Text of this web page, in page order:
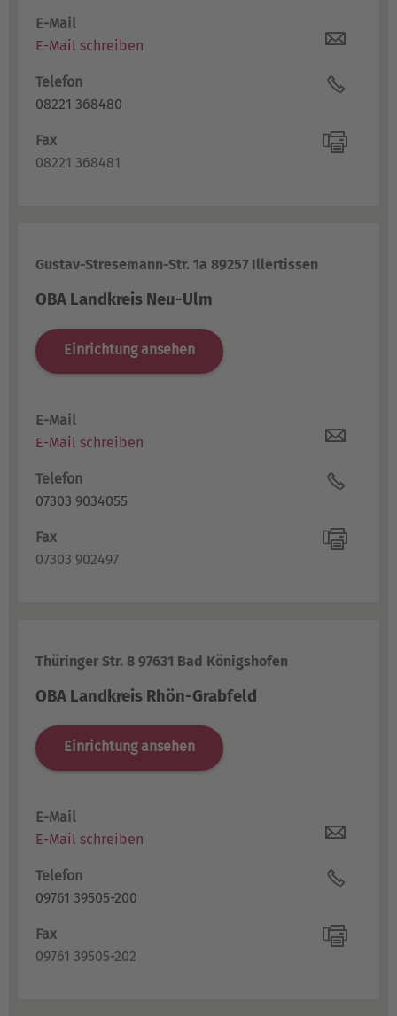
E-Mail
E-Mail schreiben
Telefon
08221 368480
Fax
08221 368481
Gustav-Stresemann-Str. 1a 89257 Illertissen
OBA Landkreis Neu-Ulm
Einrichtung ansehen
E-Mail
E-Mail schreiben
Telefon
07303 9034055
Fax
07303 902497
Thüringer Str. 8 97631 Bad Königshofen
OBA Landkreis Rhön-Grabfeld
Einrichtung ansehen
E-Mail
E-Mail schreiben
Telefon
09761 39505-200
Fax
09761 39505-202